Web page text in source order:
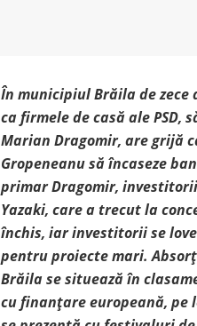
În municipiul Brăila de
ca firmele de casă ale
Marian Dragomir, are grijă
Gropeneanu să încaseze
primar Dragomir,
Yazaki, care a trecut la
închis, iar investitorii se
pentru proiecte mari.
Brăila se situează în
cu finanțare europeană, pe